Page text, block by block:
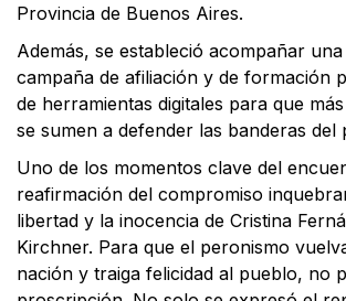
Provincia de Buenos Aires.
Además, se estableció acompañar
campaña de afiliación y de formación
de herramientas digitales para que
se sumen a defender las banderas del
Uno de los momentos clave del
reafirmación del compromiso
libertad y la inocencia de Cristina
Kirchner. Para que el peronismo
nación y traiga felicidad al pueblo, no